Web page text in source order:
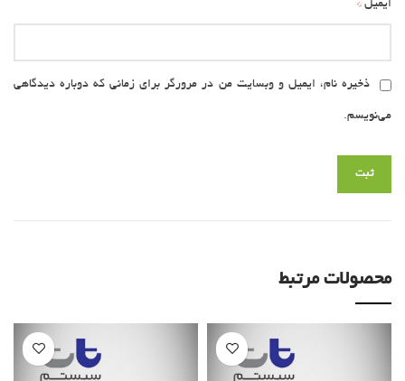
ایمیل *
ذخیره نام، ایمیل و وبسایت من در مرورگر برای زمانی که دوباره دیدگاهی
می‌نویسم.
محصولات مرتبط